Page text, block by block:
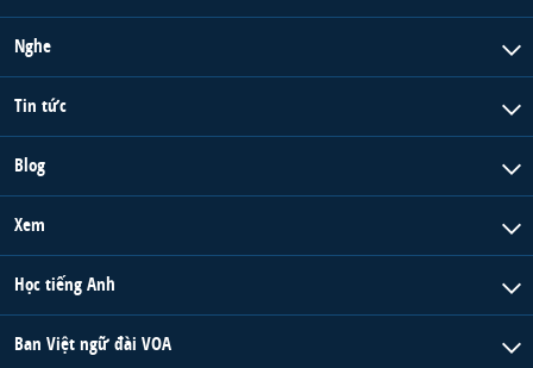
Nghe
Tin tức
Blog
Xem
Học tiếng Anh
Ban Việt ngữ đài VOA